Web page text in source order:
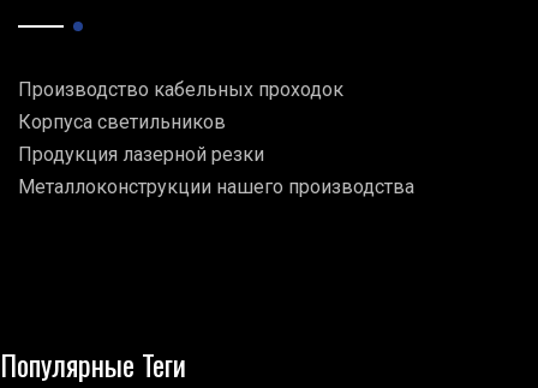
Производство кабельных проходок
Корпуса светильников
Продукция лазерной резки
Металлоконструкции нашего производства
Популярные Теги